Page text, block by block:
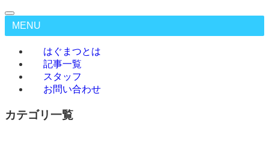
MENU
はぐまつとは
記事一覧
スタッフ
お問い合わせ
カテゴリ一覧